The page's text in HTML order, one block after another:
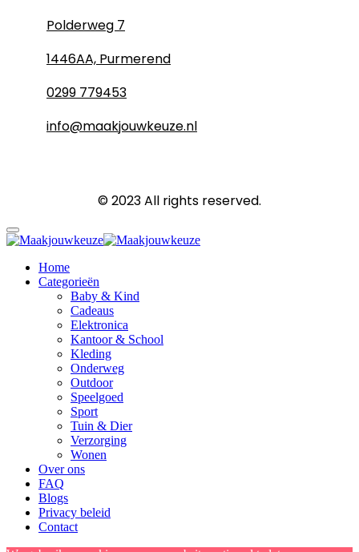
Polderweg 7
1446AA, Purmerend
0299 779453
info@maakjouwkeuze.nl
© 2023 All rights reserved.
Home
Categorieën
Baby & Kind
Cadeaus
Elektronica
Kantoor & School
Kleding
Onderweg
Outdoor
Speelgoed
Sport
Tuin & Dier
Verzorging
Wonen
Over ons
FAQ
Blogs
Privacy beleid
Contact